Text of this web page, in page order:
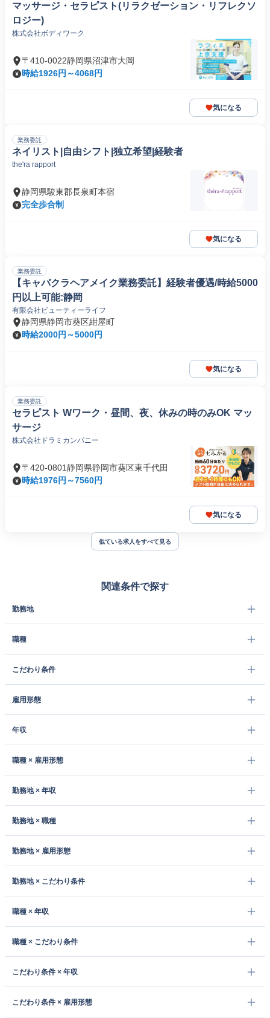
マッサージ・セラピスト(リラクゼーション・リフレクソ
ロジー)
株式会社ボディワーク
〒410-0022静岡県沼津市大岡
時給1926円～4068円
気になる
業務委託
ネイリスト|自由シフト|独立希望|経験者
the'ra rapport
静岡県駿東郡長泉町本宿
完全歩合制
気になる
業務委託
【キャバクラヘアメイク業務委託】経験者優遇/時給5000
円以上可能:静岡
有限会社ビューティーライフ
静岡県静岡市葵区紺屋町
時給2000円～5000円
気になる
業務委託
セラピスト Wワーク・昼間、夜、休みの時のみOK マッ
サージ
株式会社ドラミカンパニー
〒420-0801静岡県静岡市葵区東千代田
時給1976円～7560円
気になる
似ている求人をすべて見る
関連条件で探す
勤務地
職種
こだわり条件
雇用形態
年収
職種 × 雇用形態
勤務地 × 年収
勤務地 × 職種
勤務地 × 雇用形態
勤務地 × こだわり条件
職種 × 年収
職種 × こだわり条件
こだわり条件 × 年収
こだわり条件 × 雇用形態